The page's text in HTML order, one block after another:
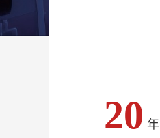
20 年